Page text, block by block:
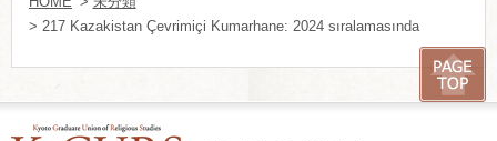
> 217 Kazakistan Çevrimiçi Kumarhane: 2024 sıralamasında